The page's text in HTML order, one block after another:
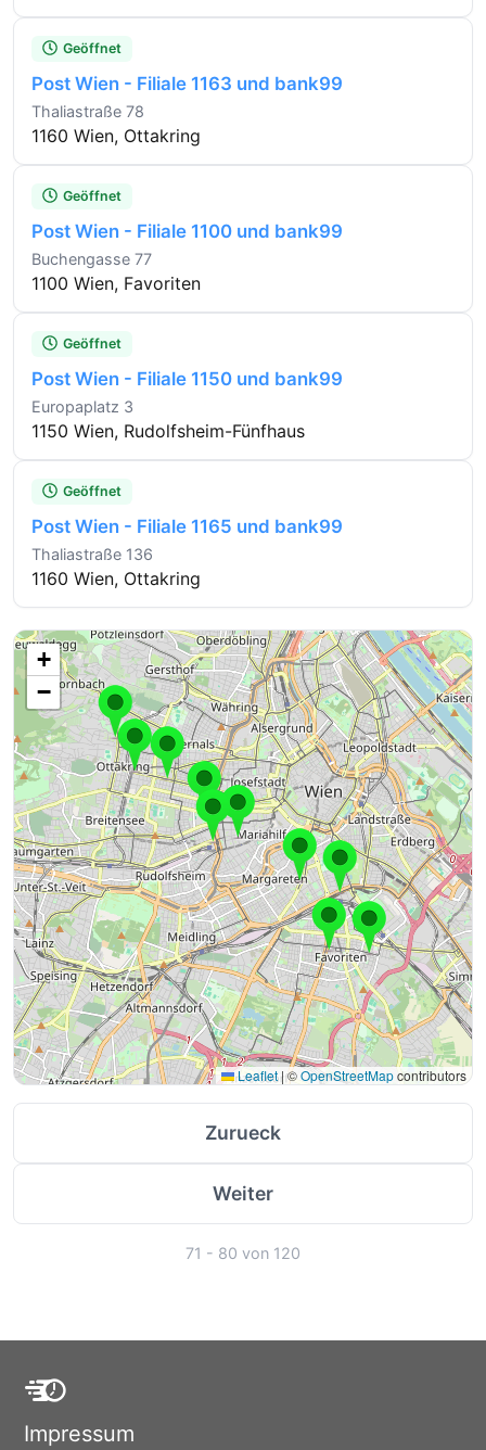
Geöffnet
Post Wien - Filiale 1163 und bank99
Thaliastraße 78
1160 Wien, Ottakring
Geöffnet
Post Wien - Filiale 1100 und bank99
Buchengasse 77
1100 Wien, Favoriten
Geöffnet
Post Wien - Filiale 1150 und bank99
Europaplatz 3
1150 Wien, Rudolfsheim-Fünfhaus
Geöffnet
Post Wien - Filiale 1165 und bank99
Thaliastraße 136
1160 Wien, Ottakring
+
−
Leaflet|©OpenStreetMapcontributors
Zurueck
Weiter
71 - 80 von 120
Impressum